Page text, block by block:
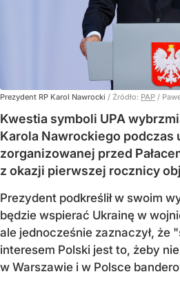
Prezydent RP Karol Nawrocki / Źródło: PAP /
Kwestia symboli UPA
Karola Nawrockiego podczas
zorganizowanej przed
z okazji pierwszej rocznicy
Prezydent podkreślił w swoim
będzie wspierać Ukrainę w
ale jednocześnie zaznaczył, że
interesem Polski jest to, żeby
w Warszawie i w Polsce